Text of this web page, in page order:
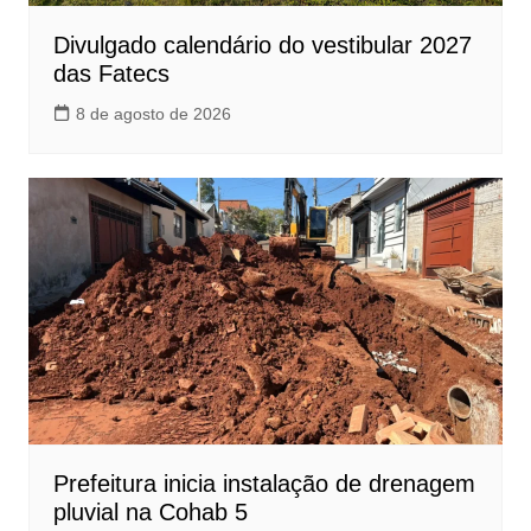
Divulgado calendário do vestibular 2027
das Fatecs
8 de agosto de 2026
Prefeitura inicia instalação de drenagem
pluvial na Cohab 5